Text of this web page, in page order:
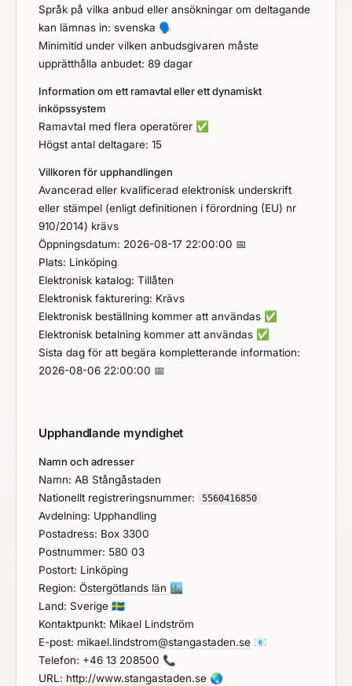
Språk på vilka anbud eller ansökningar om deltagande
kan lämnas in: svenska 🗣️
Minimitid under vilken anbudsgivaren måste
upprätthålla anbudet: 89 dagar
Information om ett ramavtal eller ett dynamiskt
inköpssystem
Ramavtal med flera operatörer ✅
Högst antal deltagare: 15
Villkoren för upphandlingen
Avancerad eller kvalificerad elektronisk underskrift
eller stämpel (enligt definitionen i förordning (EU) nr
910/2014) krävs
Öppningsdatum: 2026-08-17 22:00:00 📅
Plats: Linköping
Elektronisk katalog: Tillåten
Elektronisk fakturering: Krävs
Elektronisk beställning kommer att användas ✅
Elektronisk betalning kommer att användas ✅
Sista dag för att begära kompletterande information:
2026-08-06 22:00:00 📅
Upphandlande myndighet
Namn och adresser
Namn: AB Stångåstaden
Nationellt registreringsnummer:
5560416850
Avdelning: Upphandling
Postadress: Box 3300
Postnummer: 580 03
Postort: Linköping
Region: Östergötlands län 🏙️
Land: Sverige 🇸🇪
Kontaktpunkt: Mikael Lindström
E-post: mikael.lindstrom@stangastaden.se 📧
Telefon: +46 13 208500 📞
URL: http://www.stangastaden.se 🌏